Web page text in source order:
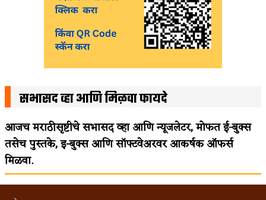
सभासद व्हा आणि मिळवा फायदे
आजच मराठीसृष्टीचे सभासद व्हा आणि न्यूजलेटर, मोफत ई-बुक्स
तसेच पुस्तके, इ-बुक्स आणि सॉफ्टवेअरवर आकर्षक ऑफर्स
मिळवा.